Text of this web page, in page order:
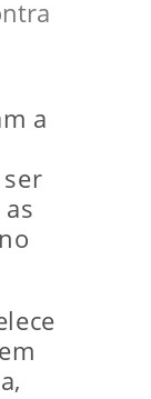
a